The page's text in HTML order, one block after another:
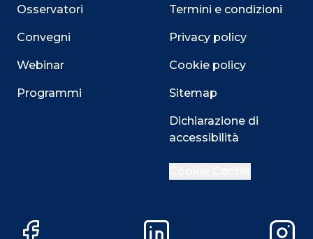
Osservatori
Convegni
Webinar
Programmi
Termini e condizioni
Privacy policy
Cookie policy
Sitemap
Dichiarazione di
accessibilità
Questo sito utilizza i cookie